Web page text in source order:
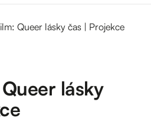
Queer lásky čas | Projekce
lásky